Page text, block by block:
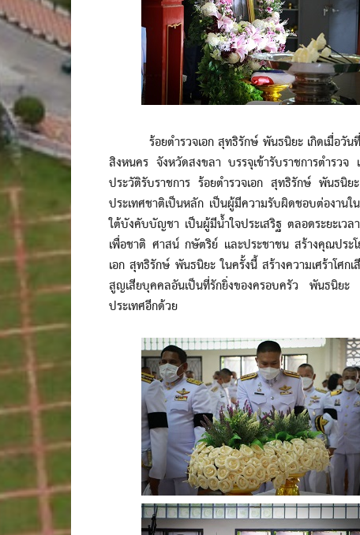
ร้อยตำรวจเอก สุทธิรักษ์ พันธนิยะ เกิดเมื่อวันที่
สิงหนคร จังหวัดสงขลา บรรจุเข้ารับราชการตำรว
ประวัติรับราชการ ร้อยตำรวจเอก สุทธิรักษ์ พันธนิ
ประเทศชาติเป็นหลัก เป็นผู้มีความรับผิดชอบต่องา
ใต้บังคับบัญชา เป็นผู้มีน้ำใจประเสริฐ ตลอดระยะเว
เพื่อชาติ ศาสน์ กษัตริย์ และประชาชน สร้างคุณประ
เอก สุทธิรักษ์ พันธนิยะ ในครั้งนี้ สร้างความเศร้าโศ
สูญเสียบุคคลอันเป็นที่รักยิ่งของครอบครัว พันธนิย
ประเทศอีกด้วย